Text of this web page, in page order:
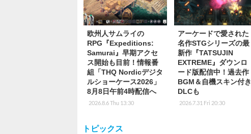
欧州人サムライの
RPG『Expeditions:
Samurai』早期アクセ
ス開始も目前！情報番
組「THQ Nordicデジタ
ルショーケース2026」
8月8日午前4時配信へ
2026.8.6 Thu 13:30
アーケードで愛された
名作STGシリーズの最
新作『TATSUJIN
EXTREME』ダウンロ
ード版配信中！過去作
BGM＆自機スキン付き
DLCも
2026.7.31 Fri 20:30
トピックス